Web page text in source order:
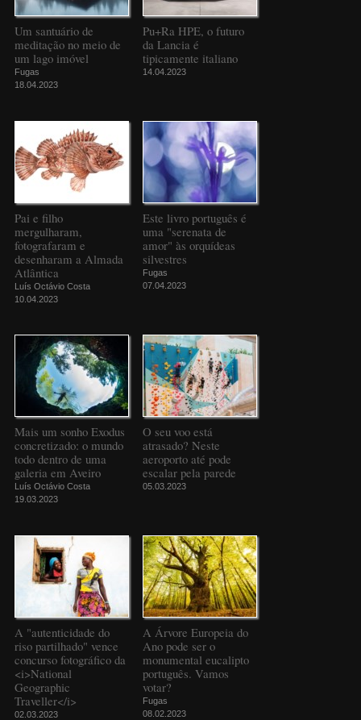
Um santuário de
meditação no meio de
um lago imóvel
Fugas
18.04.2023
Pu+Ra HPE, o futuro
da Lancia é
tipicamente italiano
14.04.2023
Pai e filho
mergulharam,
fotografaram e
desenharam a Almada
Atlântica
Luís Octávio Costa
10.04.2023
Este livro português é
uma "serenata de
amor" às orquídeas
silvestres
Fugas
07.04.2023
Mais um sonho Exodus
concretizado: o mundo
todo dentro de uma
galeria em Aveiro
Luís Octávio Costa
19.03.2023
O seu voo está
atrasado? Neste
aeroporto até pode
escalar pela parede
05.03.2023
A "autenticidade do
riso partilhado" vence
concurso fotográfico da
<i>National
Geographic
Traveller</i>
02.03.2023
A Árvore Europeia do
Ano pode ser o
monumental eucalipto
português. Vamos
votar?
Fugas
08.02.2023